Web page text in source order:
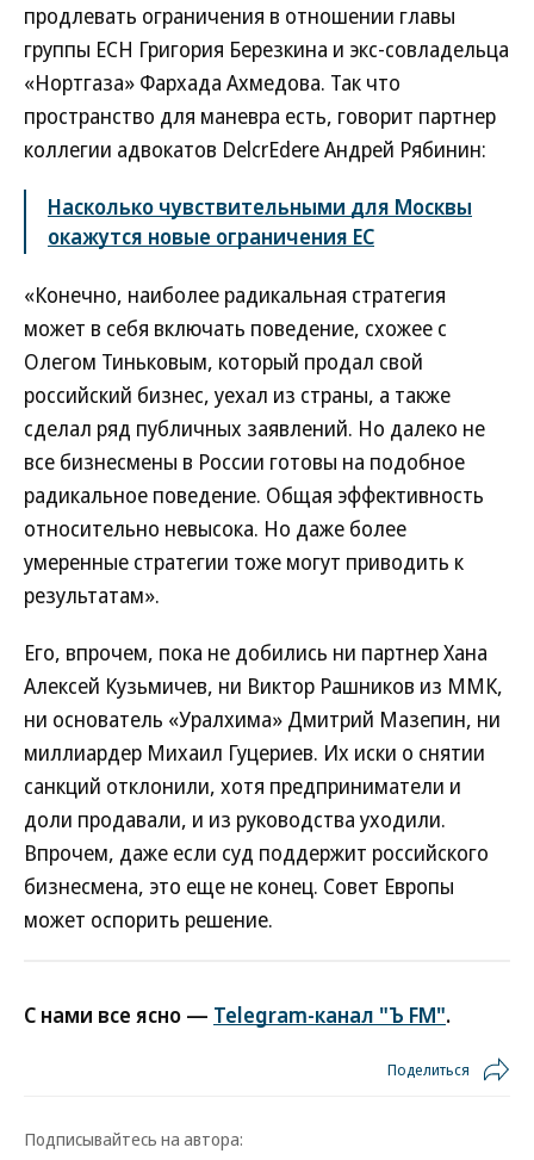
продлевать ограничения в отношении главы
группы ЕСН Григория Березкина и экс-совладельца
«Нортгаза» Фархада Ахмедова. Так что
пространство для маневра есть, говорит партнер
коллегии адвокатов DelcrEdere Андрей Рябинин:
Насколько чувствительными для Москвы
окажутся новые ограничения ЕС
«Конечно, наиболее радикальная стратегия
может в себя включать поведение, схожее с
Олегом Тиньковым, который продал свой
российский бизнес, уехал из страны, а также
сделал ряд публичных заявлений. Но далеко не
все бизнесмены в России готовы на подобное
радикальное поведение. Общая эффективность
относительно невысока. Но даже более
умеренные стратегии тоже могут приводить к
результатам».
Его, впрочем, пока не добились ни партнер Хана
Алексей Кузьмичев, ни Виктор Рашников из ММК,
ни основатель «Уралхима» Дмитрий Мазепин, ни
миллиардер Михаил Гуцериев. Их иски о снятии
санкций отклонили, хотя предприниматели и
доли продавали, и из руководства уходили.
Впрочем, даже если суд поддержит российского
бизнесмена, это еще не конец. Совет Европы
может оспорить решение.
С нами все ясно — Telegram-канал "Ъ FM".
Поделиться
Подписывайтесь на автора: